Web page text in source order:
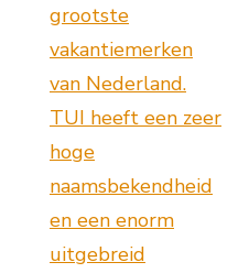
grootste
vakantiemerken
van Nederland.
TUI heeft een zeer
hoge
naamsbekendheid
en een enorm
uitgebreid